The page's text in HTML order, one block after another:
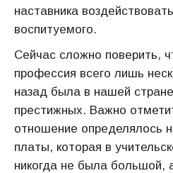
наставника
воспитуемого.
Сейчас сложно поверить,
профессия всего лишь
назад была в нашей
престижных. Важно
отношение определялось
платы, которая в
никогда не была большой,